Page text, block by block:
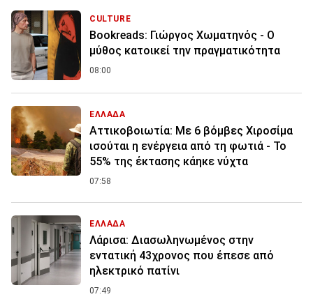
CULTURE
Bookreads: Γιώργος Χωματηνός - Ο
μύθος κατοικεί την πραγματικότητα
08:00
ΕΛΛΑΔΑ
Αττικοβοιωτία: Με 6 βόμβες Χιροσίμα
ισούται η ενέργεια από τη φωτιά - Το
55% της έκτασης κάηκε νύχτα
07:58
ΕΛΛΑΔΑ
Λάρισα: Διασωληνωμένος στην
εντατική 43χρονος που έπεσε από
ηλεκτρικό πατίνι
07:49